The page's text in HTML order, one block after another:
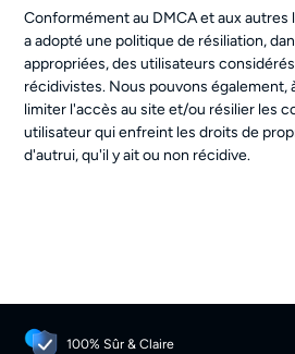
Conformément au DMCA et aux autres
a adopté une politique de résiliation,
appropriées, des utilisateurs
récidivistes. Nous pouvons également,
limiter l'accès au site et/ou résilier les
utilisateur qui enfreint les droits de
d'autrui, qu'il y ait ou non récidive.
100% Sûr & Claire